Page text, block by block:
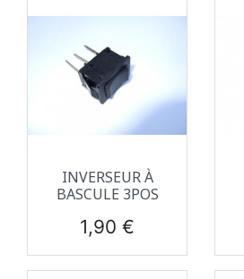
INVERSEUR À
BASCULE 3POS
Prix
1,90 €